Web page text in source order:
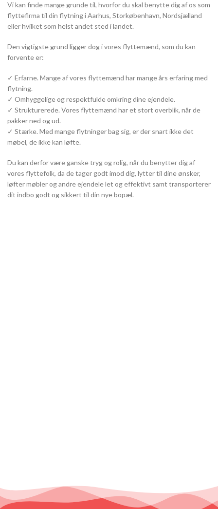
Vi kan finde mange grunde til, hvorfor du skal benytte dig af os som
flyttefirma til din flytning i Aarhus, Storkøbenhavn, Nordsjælland
eller hvilket som helst andet sted i landet.
Den vigtigste grund ligger dog i vores flyttemænd, som du kan
forvente er:
✓ Erfarne. Mange af vores flyttemænd har mange års erfaring med
flytning.
✓ Omhyggelige og respektfulde omkring dine ejendele.
✓ Strukturerede. Vores flyttemænd har et stort overblik, når de
pakker ned og ud.
✓ Stærke. Med mange flytninger bag sig, er der snart ikke det
møbel, de ikke kan løfte.
Du kan derfor være ganske tryg og rolig, når du benytter dig af
vores flyttefolk, da de tager godt imod dig, lytter til dine ønsker,
løfter møbler og andre ejendele let og effektivt samt transporterer
dit indbo godt og sikkert til din nye bopæl.